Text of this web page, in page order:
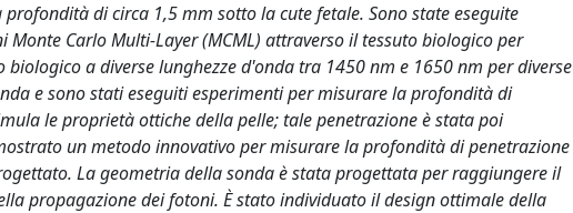
di circa 1,5 mm sotto la cute fetale. Sono state eseguite
Carlo Multi-Layer (MCML) attraverso il tessuto biologico per
a diverse lunghezze d'onda tra 1450 nm e 1650 nm per diverse
e sono stati eseguiti esperimenti per misurare la profondità di
le proprietà ottiche della pelle; tale penetrazione è stata poi
un metodo innovativo per misurare la profondità di penetrazione
La geometria della sonda è stata progettata per raggiungere il
propagazione dei fotoni. È stato individuato il design ottimale della